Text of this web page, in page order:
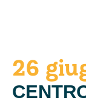
26